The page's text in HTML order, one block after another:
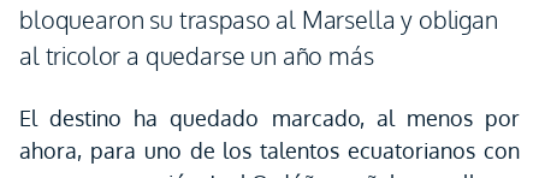
bloquearon su traspaso al Marsella y obligan
al tricolor a quedarse un año más
El destino ha quedado marcado, al menos por
ahora, para uno de los talentos ecuatorianos con